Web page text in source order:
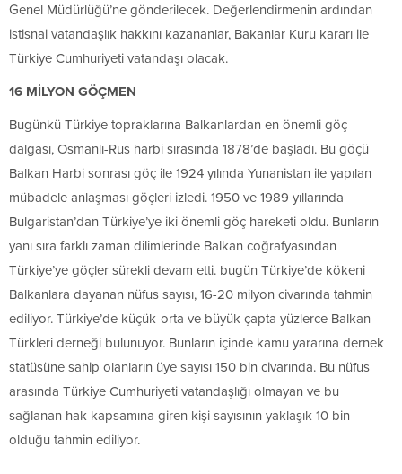
Genel Müdürlüğü’ne gönderilecek. Değerlendirmenin ardından
istisnai vatandaşlık hakkını kazananlar, Bakanlar Kuru kararı ile
Türkiye Cumhuriyeti vatandaşı olacak.
16 MİLYON GÖÇMEN
Bugünkü Türkiye topraklarına Balkanlardan en önemli göç
dalgası, Osmanlı-Rus harbi sırasında 1878’de başladı. Bu göçü
Balkan Harbi sonrası göç ile 1924 yılında Yunanistan ile yapılan
mübadele anlaşması göçleri izledi. 1950 ve 1989 yıllarında
Bulgaristan’dan Türkiye’ye iki önemli göç hareketi oldu. Bunların
yanı sıra farklı zaman dilimlerinde Balkan coğrafyasından
Türkiye’ye göçler sürekli devam etti. bugün Türkiye’de kökeni
Balkanlara dayanan nüfus sayısı, 16-20 milyon civarında tahmin
ediliyor. Türkiye’de küçük-orta ve büyük çapta yüzlerce Balkan
Türkleri derneği bulunuyor. Bunların içinde kamu yararına dernek
statüsüne sahip olanların üye sayısı 150 bin civarında. Bu nüfus
arasında Türkiye Cumhuriyeti vatandaşlığı olmayan ve bu
sağlanan hak kapsamına giren kişi sayısının yaklaşık 10 bin
olduğu tahmin ediliyor.